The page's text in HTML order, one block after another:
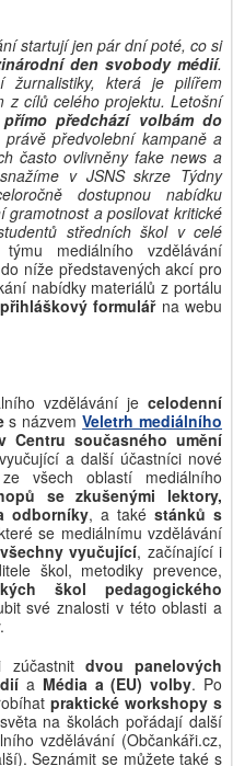
startují jen pár dní poté, co si
den svobody médií.
žurnalistiky, která je pilířem
z cílů celého projektu. Letošní
přímo předchází volbám do
předvolební kampaně a
často ovlivněny fake news a
v JSNS skrze Týdny
dostupnou nabídku
gramotnost a posilovat kritické
středních škol v celé
mediálního vzdělávání
níže představených akcí pro
nabídky materiálů z portálu
formulářna webu
vzdělávání je celodenní
s názvemVeletrh mediálního
Centru současného umění
a další účastníci nové
všech oblastí mediálního
se zkušenými lektory,
odborníky, a také stánků s
se mediálnímu vzdělávání
všechny vyučující, začínající i
škol, metodiky prevence,
škol pedagogického
své znalosti v této oblasti a
dvou panelových
a Média a (EU) volby. Po
praktické workshopy s
na školách pořádají další
vzdělávání (Občankáři.cz,
Seznámit se můžete také s